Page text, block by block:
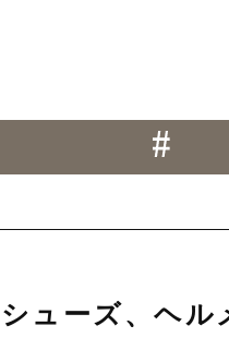
ューズ、ヘル